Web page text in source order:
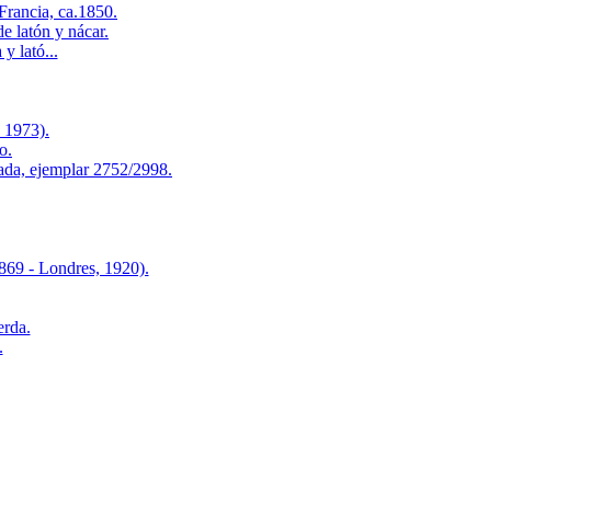
ca.1850.
latón y nácar.
y lató...
ejemplar 2752/2998.
- Londres, 1920).